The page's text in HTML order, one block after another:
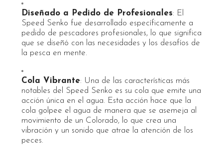
Diseñado a Pedido de Profesionales: El
Speed Senko fue desarrollado específicamente a
pedido de pescadores profesionales, lo que significa
que se diseñó con las necesidades y los desafíos de
la pesca en mente.
Cola Vibrante: Una de las características más
notables del Speed Senko es su cola que emite una
acción única en el agua. Esta acción hace que la
cola golpee el agua de manera que se asemeja al
movimiento de un Colorado, lo que crea una
vibración y un sonido que atrae la atención de los
peces.